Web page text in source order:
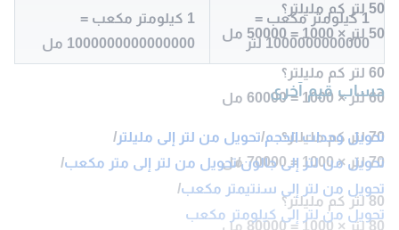
50 لتر كم مليلتر؟
50 لتر × 1000 = 50000 مل
60 لتر كم مليلتر؟
60 لتر × 1000 = 60000 مل
70 لتر كم مليلتر؟
70 لتر × 1000 = 70000 مل
80 لتر كم مليلتر؟
80 لتر × 1000 = 80000 مل
1 كيلومتر مكعب =
1000000000000 لتر
1 كيلومتر مكعب =
1000000000000000 مل
حساب قيم آخرى
تحويل وحدات الحجم/تحويل من لتر إلى مليلتر/
تحويل من لتر إلى جالون/تحويل من لتر إلى متر مكعب/
تحويل من لتر إلى سنتيمتر مكعب/
تحويل من لتر إلى كيلومتر مكعب